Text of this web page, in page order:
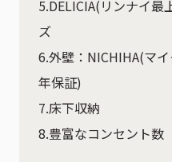
5.DELICIA(リンナイ最
ズ
6.外壁：NICHIHA(マ
年保証)
7.床下収納
8.豊富なコンセント数